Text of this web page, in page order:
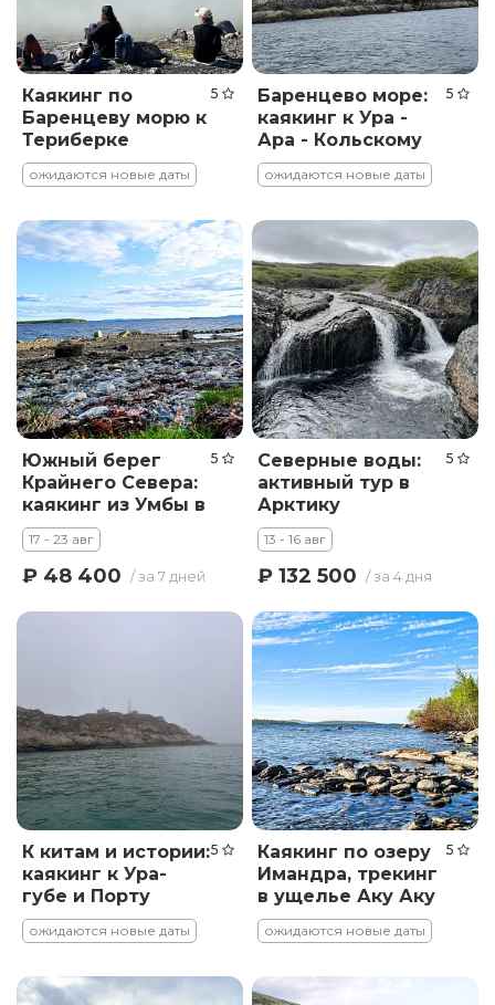
5
Каякинг по
Баренцеву морю к
Териберке
ожидаются новые даты
5
Баренцево море:
каякинг к Ура -
Ара - Кольскому
фьорду
ожидаются новые даты
5
Южный берег
Крайнего Севера:
каякинг из Умбы в
Кандалакшу
17 - 23 авг
₽ 48 400 / за 7 дней
5
Северные воды:
активный тур в
Арктику
13 - 16 авг
₽ 132 500 / за 4 дня
5
К китам и истории:
каякинг к Ура-
губе и Порту
Владимир
ожидаются новые даты
5
Каякинг по озеру
Имандра, трекинг
в ущелье Аку Аку
ожидаются новые даты